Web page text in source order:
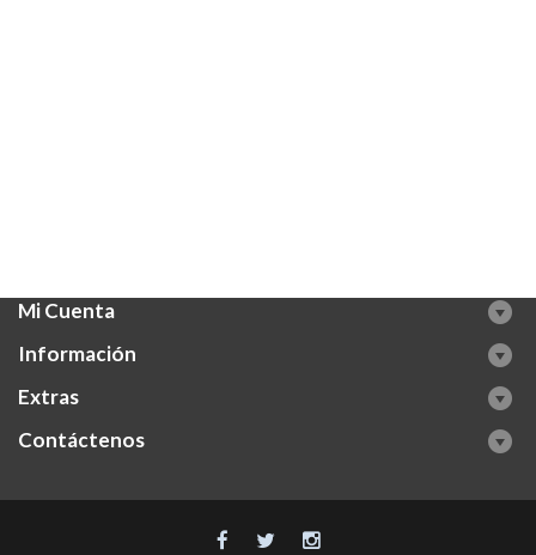
Mi Cuenta
Información
Extras
Contáctenos